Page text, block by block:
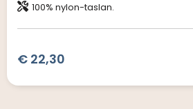
100% nylon-taslan.
€ 22,30